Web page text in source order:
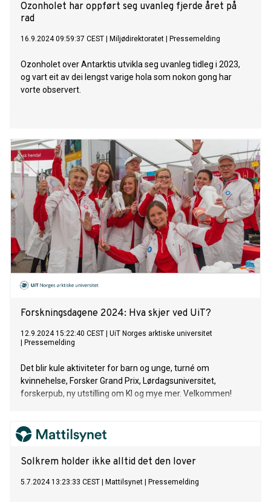
Ozonholet har oppført seg uvanleg fjerde året på
rad
16.9.2024 09:59:37 CEST Miljødirektoratet Pressemelding
Ozonholet over Antarktis utvikla seg uvanleg tidleg i 2023,
og vart eit av dei lengst varige hola som nokon gong har
vorte observert.
Forskningsdagene 2024: Hva skjer ved UiT?
12.9.2024 15:22:40 CEST
UiT Norges arktiske universitet
Pressemelding
Det blir kule aktiviteter for barn og unge, turné om
kvinnehelse, Forsker Grand Prix, Lørdagsuniversitet,
forskerpub, ny utstilling om KI og mye mer. Velkommen!
Solkrem holder ikke alltid det den lover
5.7.2024 13:23:33 CEST Mattilsynet Pressemelding